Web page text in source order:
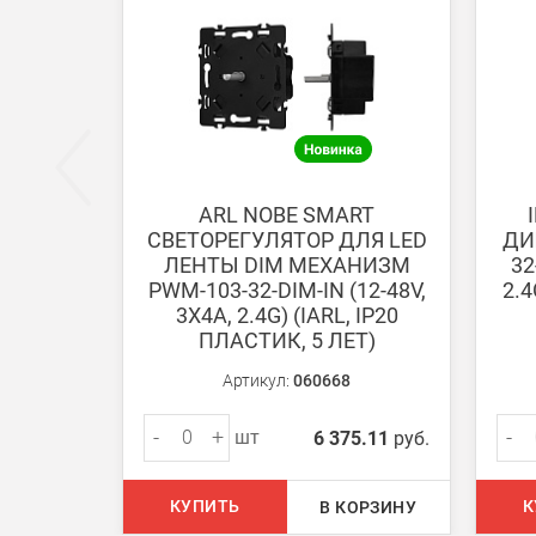
Безналичная оплата по счету
Вы можете оплатить заказ по выставленному
После получения оплаты счета с Вами
Доставка:
Самовывоз
Вы можете самостоятельно забрать заказ в
В Москве (внутри МКАД)
БЕСПЛАТНАЯ доставка при сумме заказа от 7000
ARL NOBE SMART
СВЕТОРЕГУЛЯТОР ДЛЯ LED
ЛЕНТЫ DIM МЕХАНИЗМ
PWM-103-32-DIM-IN (12-48V,
3Х4A, 2.4G) (IARL, IP20
ПЛАСТИК, 5 ЛЕТ)
Артикул: 060668
- + шт 6 375.11 руб.
КУПИТЬ В КОРЗИНУ
-